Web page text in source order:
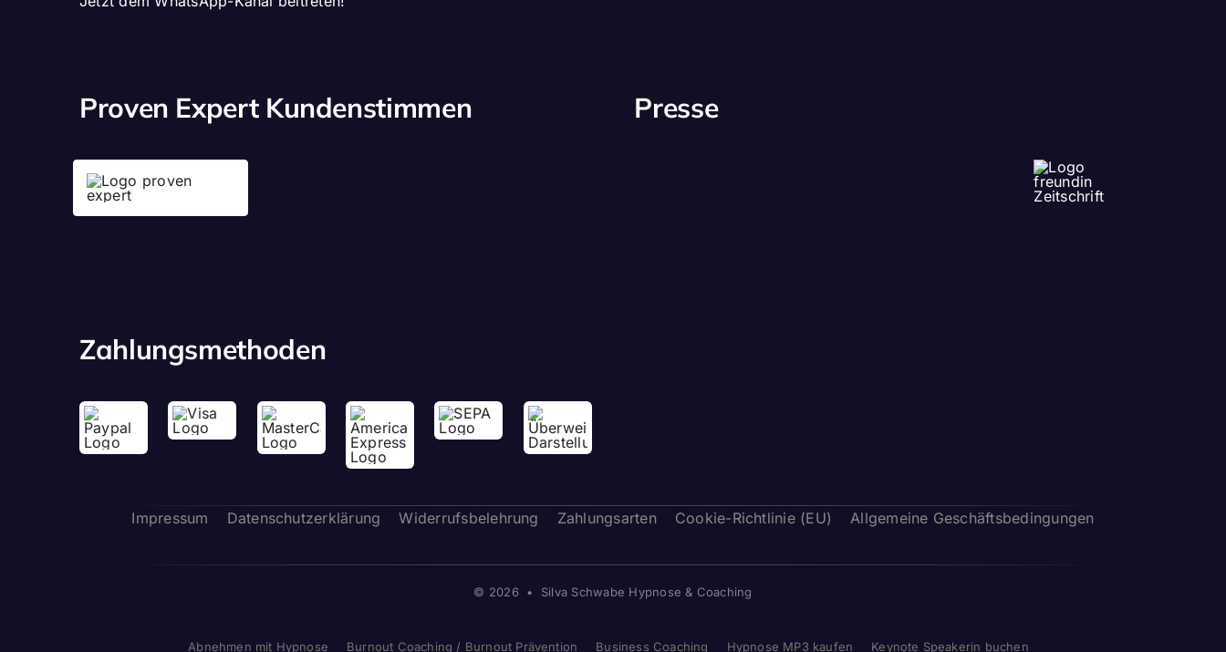
Proven Expert Kundenstimmen Presse
Zahlungsmethoden
Impressum Datenschutzerklärung Widerrufsbelehrung Zahlungsarten Cookie-Richtlinie (EU) Allgemeine Geschäftsbedingungen
© 2026 • Silva Schwabe Hypnose & Coaching
Abnehmen mit Hypnose Burnout Coaching / Burnout Prävention Business Coaching Hypnose MP3 kaufen Keynote Speakerin buchen